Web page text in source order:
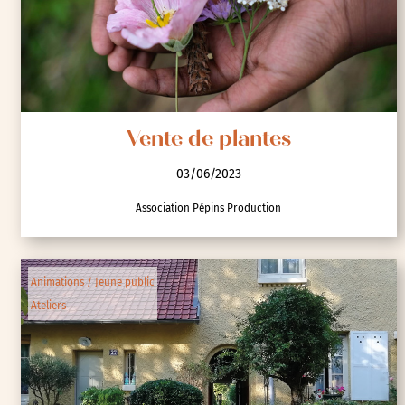
Vente de plantes
03/06/2023
Association Pépins Production
Animations / Jeune public
Ateliers